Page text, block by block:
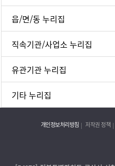
읍/면/동 누리집
직속기관/사업소 누리집
유관기관 누리집
기타 누리집
개인정보처리방침 저작권 정책